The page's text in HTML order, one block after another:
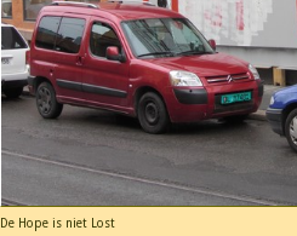
De Hope is niet Lost